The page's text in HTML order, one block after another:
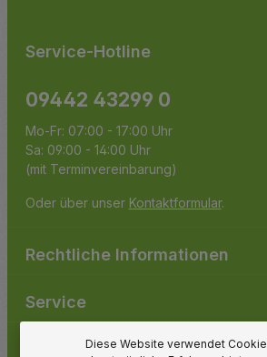
Service-Hotline
09442 43299 0
Mo-Fr: 07:00 - 17:00 Uhr
Sa: 09:00 - 14:00 Uhr
(mit Terminvereinbarung)
Oder über unser Kontaktformular.
Rechtliche Informationen
Service
GartenpiratDiese Website verwendet